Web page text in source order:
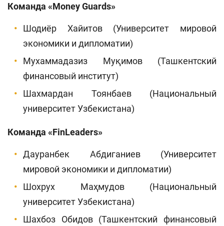
Команда «Money Guards»
Шодиёр Хайитов (Университет мировой
экономики и дипломатии)
Мухаммадазиз Муқимов (Ташкентский
финансовый институт)
Шахмардан Тоянбаев (Национальный
университет Узбекистана)
Команда «FinLeaders»
Дауранбек Абдиганиев (Университет
мировой экономики и дипломатии)
Шохрух Маҳмудов (Национальный
университет Узбекистана)
Шахбоз Обидов (Ташкентский финансовый